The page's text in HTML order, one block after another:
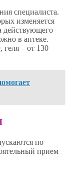
специалиста.
изменяется
действующего
в аптеке.
геля – от 130
по
прием